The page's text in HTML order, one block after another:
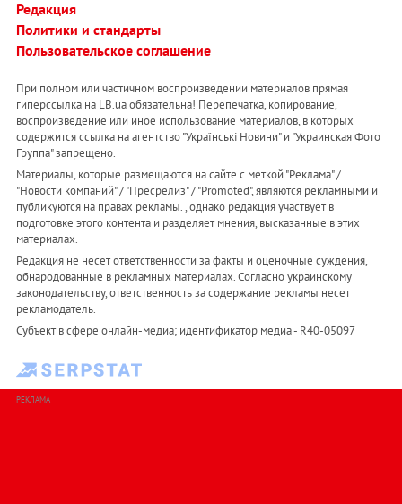
Редакция
Политики и стандарты
Пользовательское соглашение
При полном или частичном воспроизведении материалов прямая
гиперссылка на LB.ua обязательна! Перепечатка, копирование,
воспроизведение или иное использование материалов, в которых
содержится ссылка на агентство "Українськi Новини" и "Украинская Фото
Группа" запрещено.
Материалы, которые размещаются на сайте с меткой "Реклама" /
"Новости компаний" / "Пресрелиз" / "Promoted", являются рекламными и
публикуются на правах рекламы. , однако редакция участвует в
подготовке этого контента и разделяет мнения, высказанные в этих
материалах.
Редакция не несет ответственности за факты и оценочные суждения,
обнародованные в рекламных материалах. Согласно украинскому
законодательству, ответственность за содержание рекламы несет
рекламодатель.
Субъект в сфере онлайн-медиа; идентификатор медиа - R40-05097
РЕКЛАМА